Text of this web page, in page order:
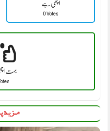
اچھی ہے
0 Votes
بہت
مزید